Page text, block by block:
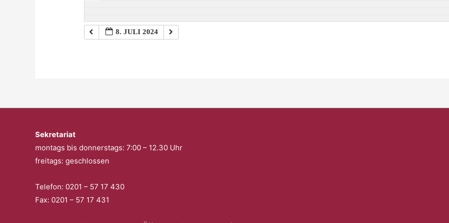
8. JULI 2024
Sekretariat
montags bis donnerstags: 7:00 – 12.30 Uhr
freitags: geschlossen
Telefon: 0201 – 57 17 430
Fax: 0201 – 57 17 431